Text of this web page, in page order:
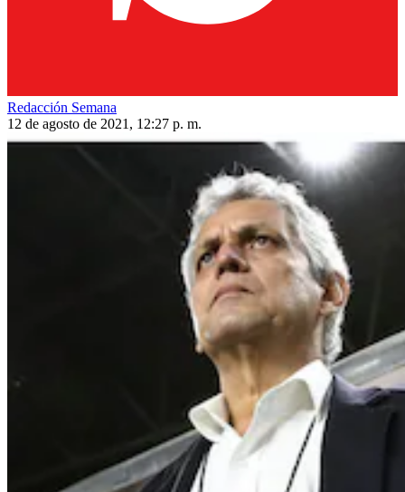
Redacción Semana
12 de agosto de 2021, 12:27 p. m.